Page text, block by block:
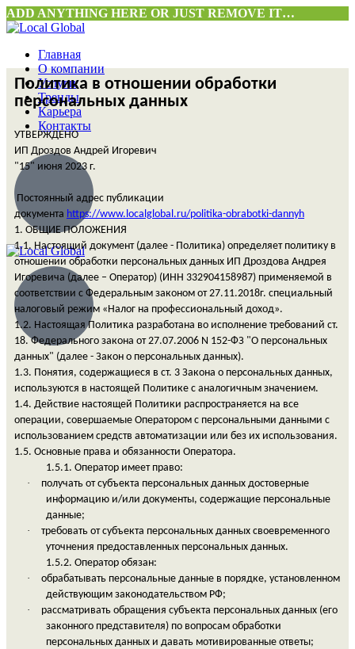
ADD ANYTHING HERE OR JUST REMOVE IT…
Главная
О компании
Услуги
Тренды
Карьера
Контакты
Политика в отношении обработки
персональных данных
УТВЕРЖДЕНО
ИП Дроздов Андрей Игоревич
"15" июня 2023 г.
Постоянный адрес публикации
документа https://www.localglobal.ru/politika-obrabotki-dannyh
1. ОБЩИЕ ПОЛОЖЕНИЯ
1.1. Настоящий документ (далее - Политика) определяет политику в
отношении обработки персональных данных ИП Дроздова Андрея
Игоревича (далее – Оператор) (ИНН 332904158987) применяемой в
соответствии с Федеральным законом от 27.11.2018г. специальный
налоговый режим «Налог на профессиональный доход».
1.2. Настоящая Политика разработана во исполнение требований ст.
18. Федерального закона от 27.07.2006 N 152-ФЗ "О персональных
данных" (далее - Закон о персональных данных).
1.3. Понятия, содержащиеся в ст. 3 Закона о персональных данных,
используются в настоящей Политике с аналогичным значением.
1.4. Действие настоящей Политики распространяется на все
операции, совершаемые Оператором с персональными данными с
использованием средств автоматизации или без их использования.
1.5. Основные права и обязанности Оператора.
1.5.1. Оператор имеет право:
·
получать от субъекта персональных данных достоверные
информацию и/или документы, содержащие персональные
данные;
·
требовать от субъекта персональных данных своевременного
уточнения предоставленных персональных данных.
1.5.2. Оператор обязан:
·
обрабатывать персональные данные в порядке, установленном
действующим законодательством РФ;
·
рассматривать обращения субъекта персональных данных (его
законного представителя) по вопросам обработки
персональных данных и давать мотивированные ответы;